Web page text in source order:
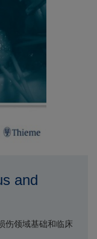
and
伤领域基础和临床